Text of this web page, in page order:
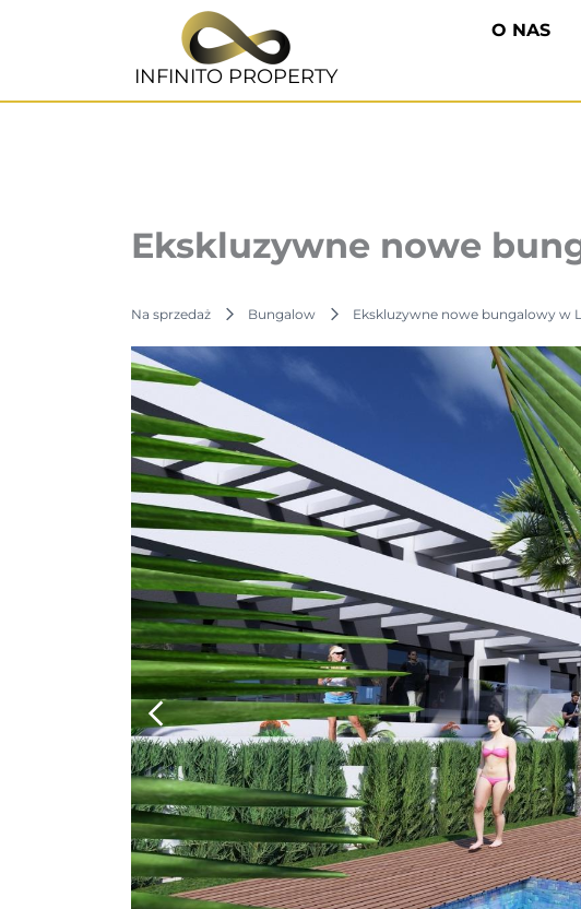
INFINITO PROPERTY
O NAS
Ekskluzywne nowe
Na sprzedaż Bungalow Ekskluzywne nowe bungalowy w